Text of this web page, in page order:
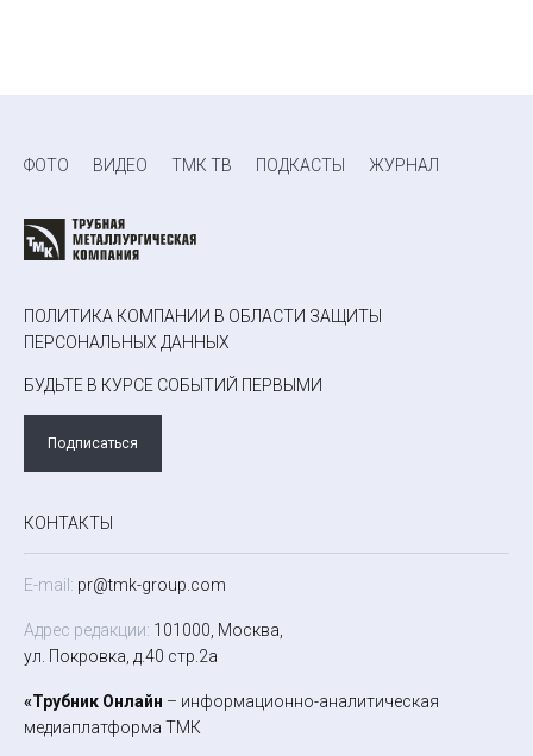
ФОТО ВИДЕО ТМК ТВ ПОДКАСТЫ ЖУРНАЛ
ПОЛИТИКА КОМПАНИИ В ОБЛАСТИ ЗАЩИТЫ
ПЕРСОНАЛЬНЫХ ДАННЫХ
БУДЬТЕ В КУРСЕ СОБЫТИЙ ПЕРВЫМИ
Подписаться
КОНТАКТЫ
E-mail: pr@tmk-group.com
Адрес редакции: 101000, Москва,
ул. Покровка, д.40 стр.2а
«Трубник Онлайн – информационно-аналитическая
медиаплатформа ТМК